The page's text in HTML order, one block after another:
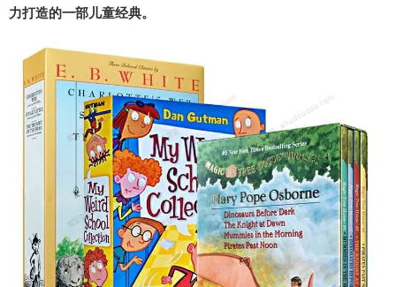
力打造的一部儿童经典。